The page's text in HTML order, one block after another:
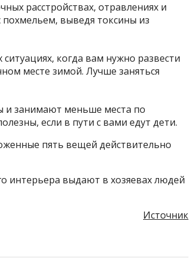
расстройствах, отравлениях и
похмельем, выведя токсины из
когда вам нужно развести
месте зимой. Лучше заняться
и занимают меньше места по
если в пути с вами едут дети.
пять вещей действительно
интерьера выдают в хозяевах людей
Источник